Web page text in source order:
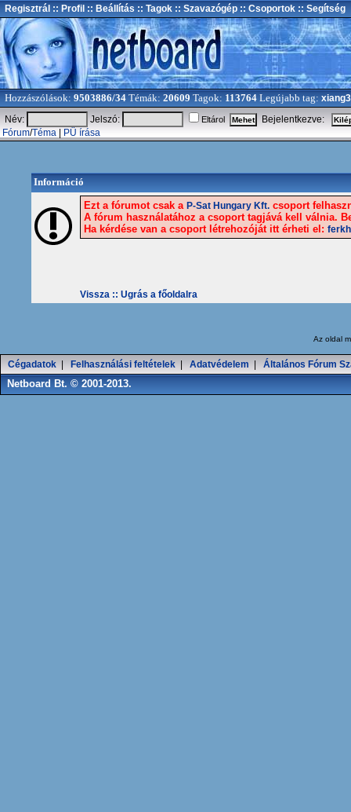
Regisztrál :: Profil :: Beállítás :: Tagok :: Szavazógép :: Csoportok :: Segítség
Hozzászólások: 9503886/34 Témák: 20609 Tagok: 113764 Legújabb tag:
Név:
Jelszó: Eltárol
Bejelentkezve:
Fórum/Téma PÜ írása
Információ
Ezt a fórumot csak a P-Sat Hungary Kft. csoport
A fórum használatához a csoport tagjává kell válnia.
Ha kérdése van a csoport létrehozóját itt érheti el:
Vissza :: Ugrás a főoldalra
Az oldal
Cégadatok Felhasználási feltételek Adatvédelem Általános Fórum
Netboard Bt. © 2001-2013.